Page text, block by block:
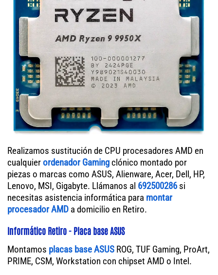
Realizamos sustitución de CPU procesadores AMD en
cualquierordenador Gaming clónico montado por
piezas o marcas como ASUS, Alienware, Acer, Dell, HP,
Lenovo, MSI, Gigabyte. Llámanos al 692500286si
necesitas asistencia informática para montar
procesador AMD a domicilio en Retiro.
Informático Retiro - Placa base ASUS
Montamos placas base ASUS ROG, TUF Gaming, ProArt,
PRIME, CSM, Workstation con chipset AMD o Intel.